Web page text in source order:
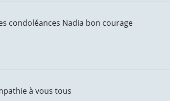
condoléances Nadia bon courage
à vous tous